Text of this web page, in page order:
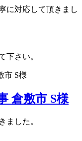
に対応して頂きまし
下さい。
倉敷市 S様
ました。